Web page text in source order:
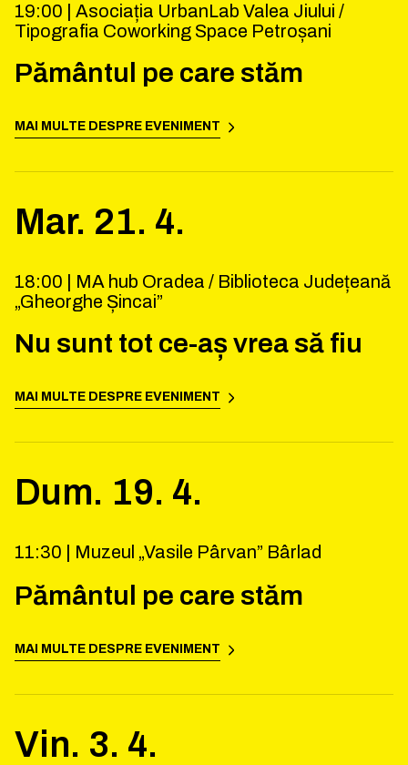
19:00 | Asociația UrbanLab Valea Jiului /
Tipografia Coworking Space Petroșani
Pământul pe care stăm
MAI MULTE DESPRE EVENIMENT
Mar. 21. 4.
18:00 | MA hub Oradea / Biblioteca Județeană
„Gheorghe Șincai”
Nu sunt tot ce-aș vrea să fiu
MAI MULTE DESPRE EVENIMENT
Dum. 19. 4.
11:30 | Muzeul „Vasile Pârvan” Bârlad
Pământul pe care stăm
MAI MULTE DESPRE EVENIMENT
Vin. 3. 4.